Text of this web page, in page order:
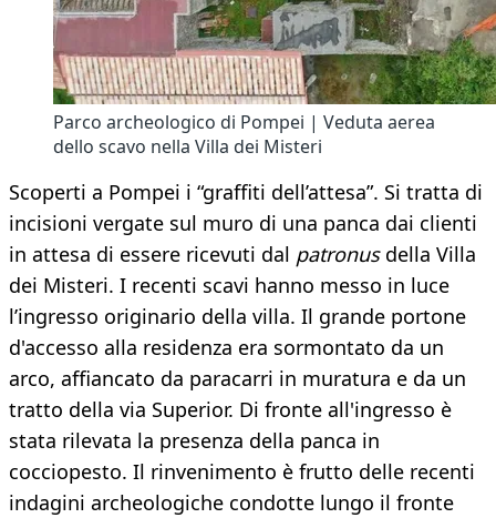
Parco archeologico di Pompei | Veduta aerea
dello scavo nella Villa dei Misteri
Scoperti a Pompei i “graffiti dell’attesa”. Si tratta di
incisioni vergate sul muro di una panca dai clienti
in attesa di essere ricevuti dal patronus della Villa
dei Misteri. I recenti scavi hanno messo in luce
l’ingresso originario della villa. Il grande portone
d'accesso alla residenza era sormontato da un
arco, affiancato da paracarri in muratura e da un
tratto della via Superior. Di fronte all'ingresso è
stata rilevata la presenza della panca in
cocciopesto. Il rinvenimento è frutto delle recenti
indagini archeologiche condotte lungo il fronte